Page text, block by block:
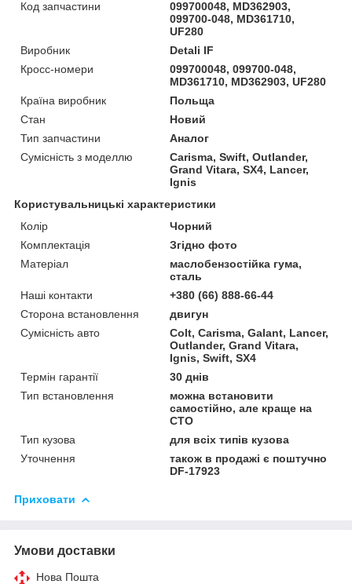
Код запчастини
099700048, MD362903,
099700-048, MD361710,
UF280
Виробник
Detali IF
Кросс-номери
099700048, 099700-048,
MD361710, MD362903, UF280
Країна виробник
Польща
Стан
Новий
Тип запчастини
Аналог
Сумісність з моделлю
Carisma, Swift, Outlander,
Grand Vitara, SX4, Lancer,
Ignis
Користувальницькі характеристики
Колір
Чорний
Комплектація
Згідно фото
Матеріал
маслобензостійка гума,
сталь
Наші контакти
+380 (66) 888-66-44
Сторона встановлення
двигун
Сумісність авто
Colt, Carisma, Galant, Lancer,
Outlander, Grand Vitara,
Ignis, Swift, SX4
Термін гарантії
30 днів
Тип встановлення
можна встановити
самостійно, але краще на
СТО
Тип кузова
для всіх типів кузова
Уточнення
також в продажі є поштучно
DF-17923
Приховати
Умови доставки
Нова Пошта